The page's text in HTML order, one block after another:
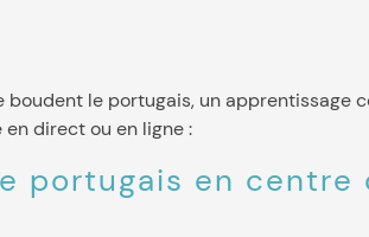
boudent le portugais, un
direct ou en ligne :
portugais en centre